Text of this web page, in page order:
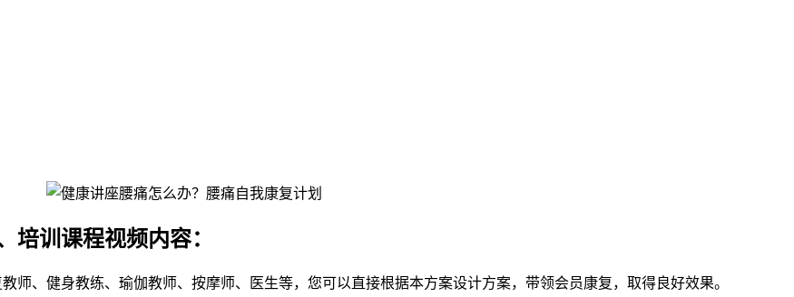
培训课程视频内容：
师、健身教练、瑜伽教师、按摩师、医生等，您可以直接根据本方案设计方案，带领会员康复，取得良好效果。